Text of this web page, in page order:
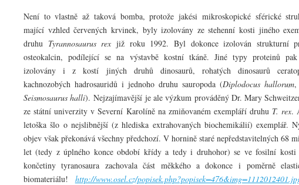
Není to vlastně až taková bomba, protože jakési mikroskopické sférické
mající vzhled červených krvinek, byly izolovány ze stehenní kosti jiného
druhu Tyrannosaurus rex již roku 1992. Byl dokonce izolován strukturní
osteokalcin, podílející se na výstavbě kostní tkáně. Jiné typy proteinů
izolovány i z kostí jiných druhů dinosaurů, rohatých dinosaurů
kachnozobých hadrosauridů i jednoho druhu sauropoda (Diplodocus hallorum,
Seismosaurus halli). Nejzajímavější je ale výzkum prováděný Dr. Mary
ze státní univerzity v Severní Karolíně na zmiňovaném exempláří druhu T. rex.
letoška šlo o nejslibnější (z hlediska extrahovaných biochemikálií) exemplář.
objev však překonává všechny předchozí. V hornině staré nepředstavitelných 68
let (tedy z úplného konce období křídy a tedy i druhohor) se ve fosilní kosti
končetiny tyranosaura zachovala část měkkého a dokonce i poměrně
biomateriálu! http://www.osel.cz/